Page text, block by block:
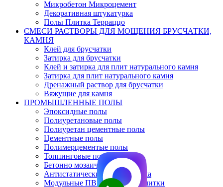
Микробетон Микроцемент
Декоративная штукатурка
Полы Плитка Терраццо
СМЕСИ РАСТВОРЫ ДЛЯ МОЩЕНИЯ БРУСЧАТКИ,
КАМНЯ
Клей для брусчатки
Затирка для брусчатки
Клей и затирка для плит натурального камня
Затирка для плит натурального камня
Дренажный раствор для брусчатки
Вяжущие для камня
ПРОМЫШЛЕННЫЕ ПОЛЫ
Эпоксидные полы
Полиуретановые полы
Полиуретан цементные полы
Цементные полы
Полимерцементые полы
Топпинговые полы
Бетонно мозаичная плитка
Антистатические полы, плитка
Модульные ПВХ покрытия плитки